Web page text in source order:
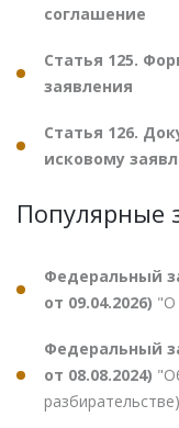
соглашение
Статья 125.
заявления
Статья 126.
исковому
Популярные
Федеральный
от 09.04.2026) "О
Федеральный
от 08.08.2024)